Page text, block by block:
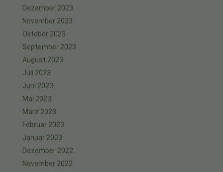
Dezember 2023
November 2023
Oktober 2023
September 2023
August 2023
Juli 2023
Juni 2023
Mai 2023
März 2023
Februar 2023
Januar 2023
Dezember 2022
November 2022